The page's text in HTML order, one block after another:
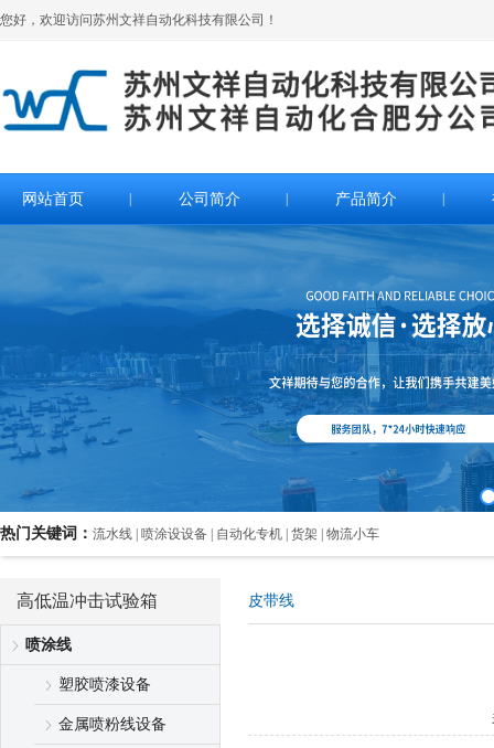
您好，欢迎访问苏州文祥自动化科技有限公司！
网站首页 公司简介 产品简介
热门关键词： 流水线 | 喷涂设设备 | 自动化专机 | 货架 | 物流小车
高低温冲击试验箱
喷涂线
塑胶喷漆设备
金属喷粉线设备
皮带线